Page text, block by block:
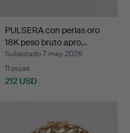
PULSERA con perlas oro
18K peso bruto apro…
Subastado 7 may 2026
11 pujas
212 USD